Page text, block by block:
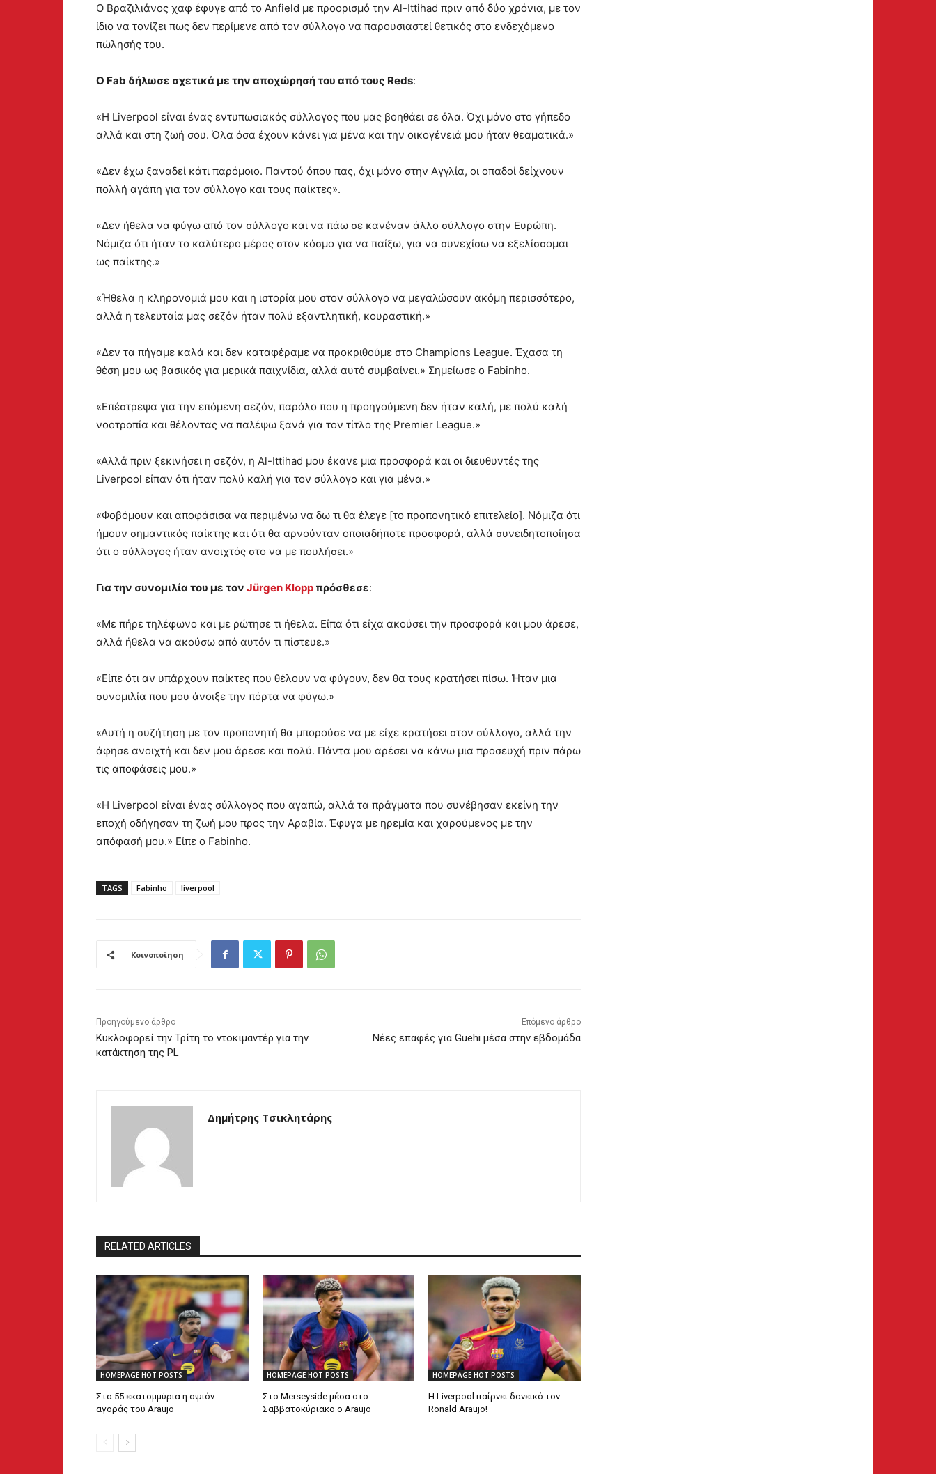
Ο Βραζιλιάνος χαφ έφυγε από το Anfield με προορισμό την Al-Ittihad πριν από δύο χρόνια, με τον
ίδιο να τονίζει πως δεν περίμενε από τον σύλλογο να παρουσιαστεί θετικός στο ενδεχόμενο
πώλησής του.
Ο Fab δήλωσε σχετικά με την αποχώρησή του από τους Reds:
«Η Liverpool είναι ένας εντυπωσιακός σύλλογος που μας βοηθάει σε όλα. Όχι μόνο στο γήπεδο
αλλά και στη ζωή σου. Όλα όσα έχουν κάνει για μένα και την οικογένειά μου ήταν θεαματικά.»
«Δεν έχω ξαναδεί κάτι παρόμοιο. Παντού όπου πας, όχι μόνο στην Αγγλία, οι οπαδοί δείχνουν
πολλή αγάπη για τον σύλλογο και τους παίκτες».
«Δεν ήθελα να φύγω από τον σύλλογο και να πάω σε κανέναν άλλο σύλλογο στην Ευρώπη.
Νόμιζα ότι ήταν το καλύτερο μέρος στον κόσμο για να παίξω, για να συνεχίσω να εξελίσσομαι
ως παίκτης.»
«Ήθελα η κληρονομιά μου και η ιστορία μου στον σύλλογο να μεγαλώσουν ακόμη περισσότερο,
αλλά η τελευταία μας σεζόν ήταν πολύ εξαντλητική, κουραστική.»
«Δεν τα πήγαμε καλά και δεν καταφέραμε να προκριθούμε στο Champions League. Έχασα τη
θέση μου ως βασικός για μερικά παιχνίδια, αλλά αυτό συμβαίνει.» Σημείωσε ο Fabinho.
«Επέστρεψα για την επόμενη σεζόν, παρόλο που η προηγούμενη δεν ήταν καλή, με πολύ καλή
νοοτροπία και θέλοντας να παλέψω ξανά για τον τίτλο της Premier League.»
«Αλλά πριν ξεκινήσει η σεζόν, η Al-Ittihad μου έκανε μια προσφορά και οι διευθυντές της
Liverpool είπαν ότι ήταν πολύ καλή για τον σύλλογο και για μένα.»
«Φοβόμουν και αποφάσισα να περιμένω να δω τι θα έλεγε [το προπονητικό επιτελείο]. Νόμιζα ότι
ήμουν σημαντικός παίκτης και ότι θα αρνούνταν οποιαδήποτε προσφορά, αλλά συνειδητοποίησα
ότι ο σύλλογος ήταν ανοιχτός στο να με πουλήσει.»
Για την συνομιλία του με τον Jürgen Klopp πρόσθεσε:
«Με πήρε τηλέφωνο και με ρώτησε τι ήθελα. Είπα ότι είχα ακούσει την προσφορά και μου άρεσε,
αλλά ήθελα να ακούσω από αυτόν τι πίστευε.»
«Είπε ότι αν υπάρχουν παίκτες που θέλουν να φύγουν, δεν θα τους κρατήσει πίσω. Ήταν μια
συνομιλία που μου άνοιξε την πόρτα να φύγω.»
«Αυτή η συζήτηση με τον προπονητή θα μπορούσε να με είχε κρατήσει στον σύλλογο, αλλά την
άφησε ανοιχτή και δεν μου άρεσε και πολύ. Πάντα μου αρέσει να κάνω μια προσευχή πριν πάρω
τις αποφάσεις μου.»
«Η Liverpool είναι ένας σύλλογος που αγαπώ, αλλά τα πράγματα που συνέβησαν εκείνη την
εποχή οδήγησαν τη ζωή μου προς την Αραβία. Έφυγα με ηρεμία και χαρούμενος με την
απόφασή μου.» Είπε ο Fabinho.
TAGS Fabinho liverpool
Κοινοποίηση
Προηγούμενο άρθρο
Κυκλοφορεί την Τρίτη το ντοκιμαντέρ για την
κατάκτηση της PL
Επόμενο άρθρο
Νέες επαφές για Guehi μέσα στην εβδομάδα
Δημήτρης Τσικλητάρης
RELATED ARTICLES
HOMEPAGE HOT POSTS
Στα 55 εκατομμύρια η οψιόν
αγοράς του Araujo
HOMEPAGE HOT POSTS
Στο Merseyside μέσα στο
Σαββατοκύριακο ο Araujo
HOMEPAGE HOT POSTS
Η Liverpool παίρνει δανεικό τον
Ronald Araujo!